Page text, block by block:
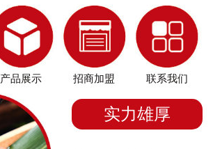
产品展示 招商加盟 联系我们
实力雄厚